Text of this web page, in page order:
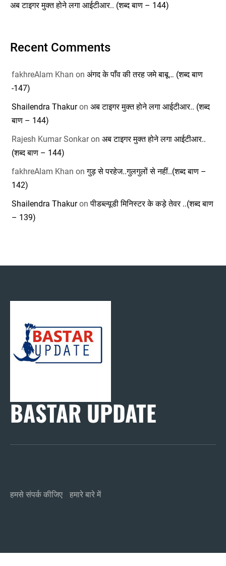
अब टाइगर मुक्त होने लगा आईटीआर.. (शब्द बाण – 144)
Recent Comments
fakhreAlam Khan on अंगद के पाँव की तरह जमे बाबू… (शब्द बाण
-147)
Shailendra Thakuron अब टाइगर मुक्त होने लगा आईटीआर.. (शब्द
बाण – 144)
Rajesh Kumar Sonkaron अब टाइगर मुक्त होने लगा आईटीआर..
(शब्द बाण – 144)
fakhreAlam Khan onगुड़ से परहेज..गुलगुलों से नहीं..(शब्द बाण –
142)
Shailendra Thakuronपीडब्ल्यूडी मिनिस्टर के कड़े तेवर ..(शब्द बाण
– 139)
BASTAR UPDATE
हमसे संपर्क कीजिए हमारे बारे में